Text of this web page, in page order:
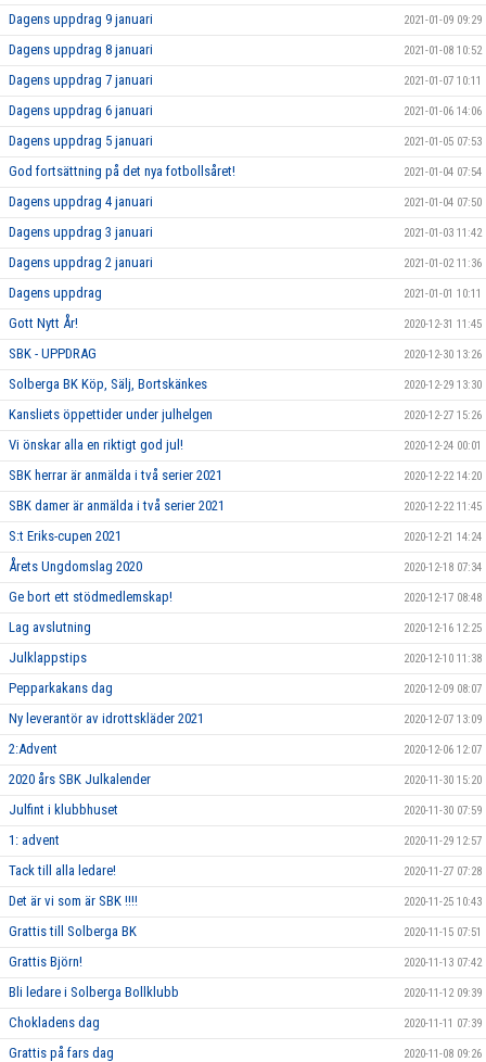
Dagens uppdrag 9 januari 2021-01-09 09:29
Dagens uppdrag 8 januari 2021-01-08 10:52
Dagens uppdrag 7 januari 2021-01-07 10:11
Dagens uppdrag 6 januari 2021-01-06 14:06
Dagens uppdrag 5 januari 2021-01-05 07:53
God fortsättning på det nya fotbollsåret! 2021-01-04 07:54
Dagens uppdrag 4 januari 2021-01-04 07:50
Dagens uppdrag 3 januari 2021-01-03 11:42
Dagens uppdrag 2 januari 2021-01-02 11:36
Dagens uppdrag 2021-01-01 10:11
Gott Nytt År! 2020-12-31 11:45
SBK - UPPDRAG 2020-12-30 13:26
Solberga BK Köp, Sälj, Bortskänkes 2020-12-29 13:30
Kansliets öppettider under julhelgen 2020-12-27 15:26
Vi önskar alla en riktigt god jul! 2020-12-24 00:01
SBK herrar är anmälda i två serier 2021 2020-12-22 14:20
SBK damer är anmälda i två serier 2021 2020-12-22 11:45
S:t Eriks-cupen 2021 2020-12-21 14:24
Årets Ungdomslag 2020 2020-12-18 07:34
Ge bort ett stödmedlemskap! 2020-12-17 08:48
Lag avslutning 2020-12-16 12:25
Julklappstips 2020-12-10 11:38
Pepparkakans dag 2020-12-09 08:07
Ny leverantör av idrottskläder 2021 2020-12-07 13:09
2:Advent 2020-12-06 12:07
2020 års SBK Julkalender 2020-11-30 15:20
Julfint i klubbhuset 2020-11-30 07:59
1: advent 2020-11-29 12:57
Tack till alla ledare! 2020-11-27 07:28
Det är vi som är SBK !!!! 2020-11-25 10:43
Grattis till Solberga BK 2020-11-15 07:51
Grattis Björn! 2020-11-13 07:42
Bli ledare i Solberga Bollklubb 2020-11-12 09:39
Chokladens dag 2020-11-11 07:39
Grattis på fars dag 2020-11-08 09:26